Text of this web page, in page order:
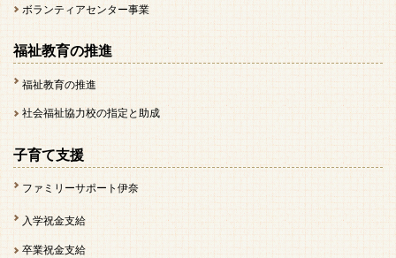
ボランティアセンター事業
福祉教育の推進
福祉教育の推進
社会福祉協力校の指定と助成
子育て支援
ファミリーサポート伊奈
入学祝金支給
卒業祝金支給